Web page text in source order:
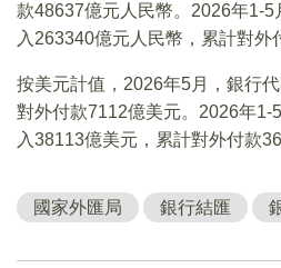
款48637億元人民幣。2026年1-5
入263340億元人民幣，累計對外
按美元計值，2026年5月，銀行
對外付款7112億美元。2026年1-
入38113億美元，累計對外付款
國家外匯局 銀行結匯